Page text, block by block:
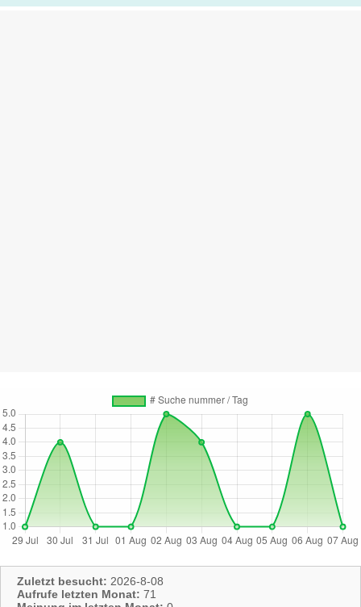
Zuletzt besucht: 2026-8-08
Aufrufe letzten Monat: 71